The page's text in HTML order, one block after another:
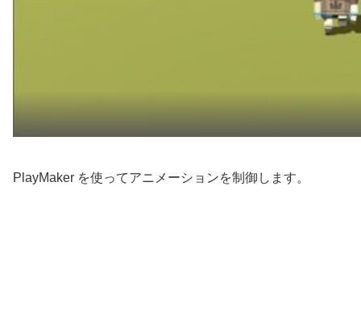
PlayMaker を使ってアニメーションを制御します。